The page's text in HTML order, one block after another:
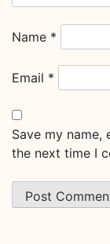
Name *
Email *
Save my
the next time I